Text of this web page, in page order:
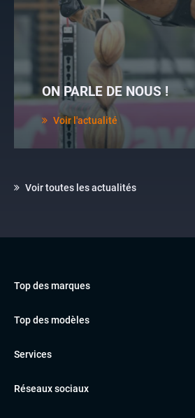
ON PARLE DE NOUS !
Voir l'actualité
Voir toutes les actualités
Top des marques
VOLKSWAGEN
BMW
Top des modèles
Classe A
A3
Services
Le garage TBV
Réseaux sociaux